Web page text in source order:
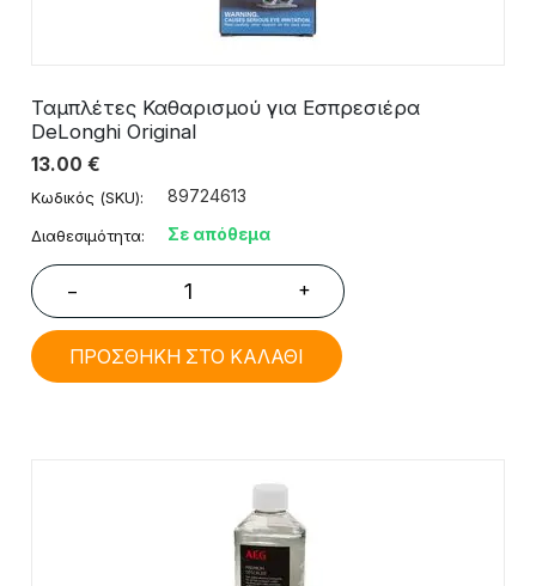
Ταμπλέτες Καθαρισμού για Εσπρεσιέρα
DeLonghi Original
13.00 €
Κωδικός (SKU): 89724613
Διαθεσιμότητα: Σε απόθεμα
− +
ΠΡΟΣΘΗΚΗ ΣΤΟ ΚΑΛΑΘΙ